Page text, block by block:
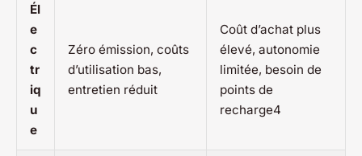
Él
e
c
tr
iq
u
e
Zéro émission, coûts
d’utilisation bas,
entretien réduit
Coût d’achat plus
élevé, autonomie
limitée, besoin de
points de
recharge4